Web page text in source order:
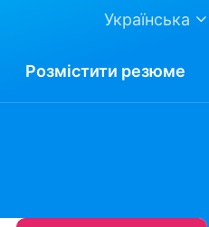
Українська
Розмістити резюме